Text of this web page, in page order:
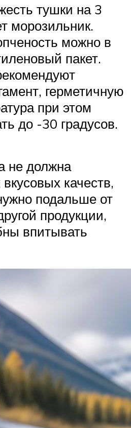
тушки на 3
морозильник.
можно в
пакет.
герметичную
при этом
до -30 градусов.
не должна
качеств,
подальше от
продукции,
впитывать